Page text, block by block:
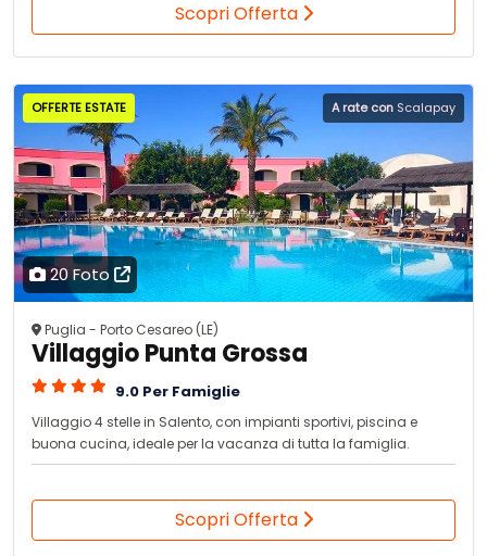
Scopri Offerta
20 Foto
OFFERTE ESTATE A rate con Scalapay
Puglia - Porto Cesareo (LE)
Villaggio Punta Grossa
9.0 Per Famiglie
Villaggio 4 stelle in Salento, con impianti sportivi, piscina e
buona cucina, ideale per la vacanza di tutta la famiglia.
Scopri Offerta